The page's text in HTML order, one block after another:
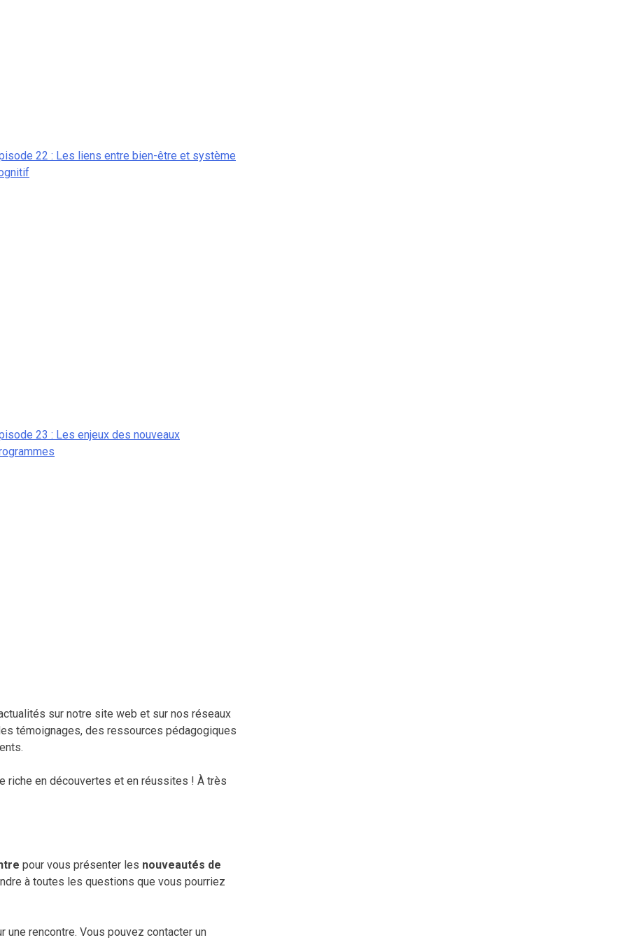
22 : Les liens entre bien-être et système
23 : Les enjeux des nouveaux
sur notre site web et sur nos réseaux
témoignages, des ressources pédagogiques
riche en découvertes et en réussites ! À très
pour vous présenter les nouveautés de
à toutes les questions que vous pourriez
rencontre. Vous pouvez contacter un